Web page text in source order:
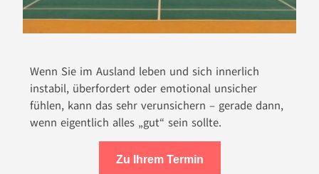
Wenn Sie im Ausland leben und sich innerlich
instabil, überfordert oder emotional unsicher
fühlen, kann das sehr verunsichern – gerade dann,
wenn eigentlich alles „gut“ sein sollte.
Zu Ihrem Termin